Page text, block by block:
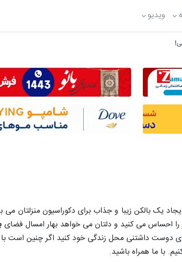
ویدیو
یک بالکن زیبا و جذاب برای دکوراسیون منزلتان
احساس می کنید و دلتان می خواهد بهار امسال فضای
دوست داشتنی محل زندگی خود کنید اگر چنین است با
با ما همراه باشید.